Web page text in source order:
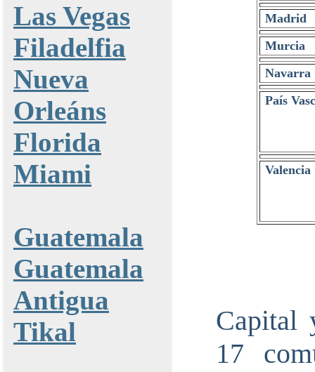
Las Vegas
Filadelfia
Nueva
Orleáns
Florida
Miami
Guatemala
Guatemala
Antigua
Tikal
Madrid
Murcia
Navarra
País
Valencia
Capital
17